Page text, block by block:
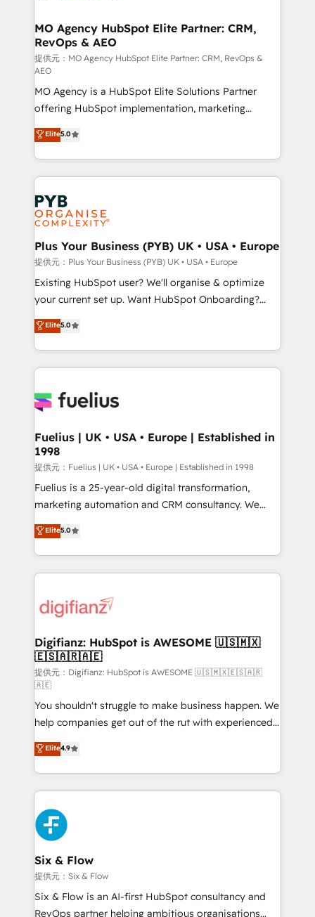
architectures that accelerate revenue operations and
performance. - Multi-object CRM migration, cleanup,
and implementation. - Pre-built and custom
integrations across your full tech stack. - Custom
object setup, CMS builds, and full-funnel automation.
- Dashboards, lifecycle campaigns, and lead
nurturing sequences. - Cross-hub setup across
Marketing, Sales, Operations, and Service Hubs. -
Ongoing optimization, managed support, and
scalable retainers. Let’s make HubSpot your most
powerful growth engine. Built to convert, scale, and
drive results.
MO Agency HubSpot Elite Partner: CRM,
RevOps & AEO
提供元：MO Agency HubSpot Elite Partner: CRM, RevOps &
AEO
MO Agency is a HubSpot Elite Solutions Partner
offering HubSpot implementation, marketing
automation, CRM and RevOps consulting, data
architecture, sales enablement, lifecycle automation,
lead scoring and revenue reporting. HubSpot,
Salesforce and integrated enterprise stacks. Digital
Marketing, Answer Engine Optimisation, and
Generative Engine Optimisation (AI Search),
HubSpot Content Hub, WordPress development,
B2B SEO, paid media, and content. We work with
enterprise and growth-led companies across
technology, professional services, financial services
and industrial sectors. Offices in Johannesburg, Cape
implementations delivered. AI visibility coverage
across ChatGPT, Claude, Perplexity, Gemini and
Innovation HubSpot Impact Award - Platform
Migration Excellence HubSpot Impact Award -
professionals.
Elite5.0
Plus Your Business (PYB) UK • USA • Europe
提供元：Plus Your Business (PYB) UK • USA • Europe
Existing HubSpot user? We'll organise & optimize
your current set up. Want HubSpot Onboarding?
We'll customise your CRM & automate your business
processes. Welcome to our Profile! We can help
with... • CRM implementation, reports & workflows,
and team training • CRM migration: Salesforce,
Custom API integrations A little about us... • Boutique
for Sales Hub, Marketing Hub, Service Hub, Data
Hub and Website (CMS) • ISO/IEC 27001:2022, ISO
9001:2015 and now... ISO 42001: 2023 certified •
Exclusive AI 'GuardHub' governance framework,
based on ISO 42001 - helping you 'organise
👈 '𝗖𝗼𝗻𝘁𝗮𝗰𝘁 𝗯𝘂𝘀𝗶𝗻𝗲𝘀𝘀' button to get in touch
(𝘸𝘦'𝘳𝘦 𝘴𝘶𝘱𝘦𝘳 𝘳𝘦𝘴𝘱𝘰𝘯𝘴𝘪𝘷𝘦)
Elite5.0
Fuelius | UK • USA • Europe | Established in
1998
提供元：Fuelius | UK • USA • Europe | Established in 1998
Fuelius is a 25-year-old digital transformation,
marketing automation and CRM consultancy. We
enable mid-market and enterprise clients to
maximise their return from digital and fuel their
growth. We modernise platforms, streamline
operations that are causing inefficiencies, improve
supercharge revenue operations Key services: • CRM
Transformation / Web Development • RevOps &
Sales Consulting • Marketing Automation What
makes us different? 🚀 Top 0.5% of global HubSpot
agencies ⚙️ The strongest technical ability and
integration capabilities 💼 Consultative, long-term
partners who will embed ourselves into your
business, processes and systems 🏢 We specialise in
working with mid-market and enterprise
organisations, global organisations and those with
complex use cases 🏆 CRM Implementation,
Platform Enablement, Custom Integration and
Onboarding Accredited 🔐 ISO27001 & ISO9001
Certified
Elite5.0
Digifianz: HubSpot is AWESOME 🇺🇸🇲🇽
🇪🇸🇦🇷🇦🇪
提供元：Digifianz: HubSpot is AWESOME 🇺🇸🇲🇽🇪🇸🇦🇷
🇦🇪
You shouldn't struggle to make business happen. We
help companies get out of the rut with experienced,
process-oriented teams implementing HubSpot
Marketing, Sales, Service, CMS and Operations Hub,
so selling and actually engaging with your customers
feels easy and pain-free. We are a top ranked
HubSpot Elite Partner, winner of Rookie of the Year
and Customer First Awards, 4.9/5 rating in HubSpot
Reviews and 4.9/5 rating in Clutch Reviews. Digifianz
helps the following industries: logistics & 3PL, home
improvement & construction, branding and
commercialization, real estate, health, education,
SaaS, Software Dev & IT and consulting, make the
Elite4.9
Six & Flow
提供元：Six & Flow
Six & Flow is an AI-first HubSpot consultancy and
RevOps partner helping ambitious organisations